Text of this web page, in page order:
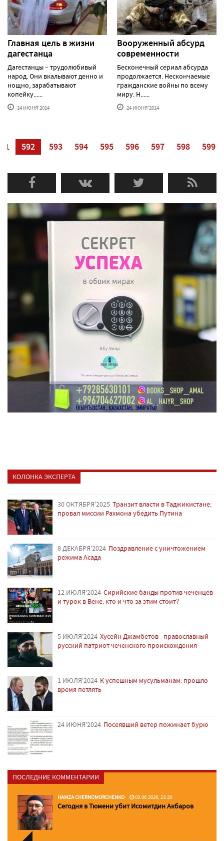
Главная цель в жизни
дагестанца
Дагестанцы – трудолюбивый
народ. Они вкалывают денно и
нощно, зарабатывают
копейку......
24 ИЮНЯ'2014
Вооруженный абсурд
современности
Бесконечный сериал абсурда
продолжается. Нескончаемые
гражданские войны по всему
миру. Н......
24 ИЮНЯ'2014
592 593 594 595 596 597 598 599
КОЛОНКА ЭКСПЕРТА
30 ОКТЯБРЯ'2025 Транзит власти в Таджикистане:
провал миссии Рахмона убедить Путина
8 ДЕКАБРЯ'2024 Поздравление с уничтожением
режима Асада
12 ИЮЛЯ'2024 Сирийские банды против чеченцев
и турок в Вене: кто и что за этим стоит?
5 ИЮЛЯ'2024 Хусейн Джамбетов - православный
русский патриот чеченского происхождения
1 ИЮЛЯ'2024 К успешным мусульманам: прошло
время петлять
24 ИЮНЯ'2024 Посеявший ветер пожинает бурю
ПОСЛЕДНИЕ КОММЕНТАРИИ
HAMZA CHERNOMORCHENKO 03.06.2026, 23:29
Сегодня в Тюмени убит Исомитдин Акбаров